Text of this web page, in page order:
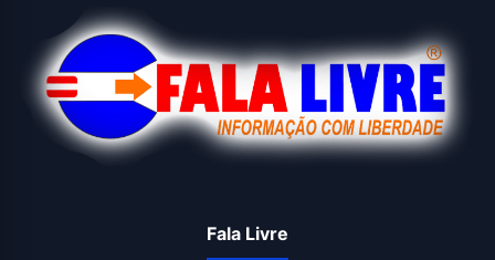
Fala Livre